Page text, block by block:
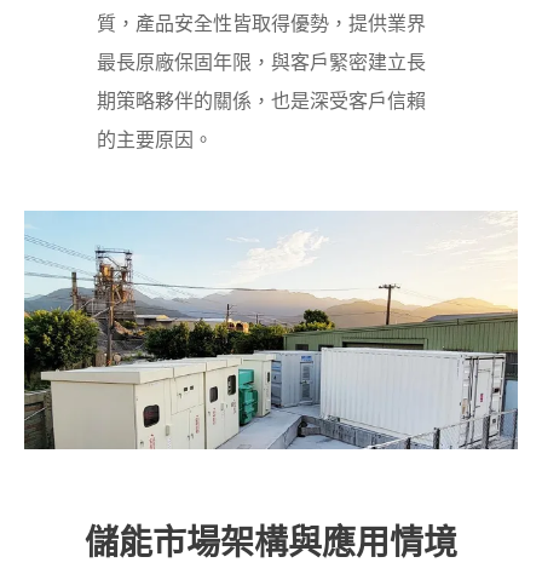
質，產品安全性皆取得優勢，提供業界
最長原廠保固年限，與客戶緊密建立長
期策略夥伴的關係，也是深受客戶信賴
的主要原因。
儲能市場架構與應用情境